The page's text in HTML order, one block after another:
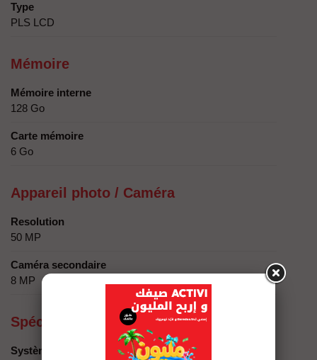
Type
PLS LCD
Mémoire
Mémoire interne
128 Go
Carte mémoire
6 Go
Appareil photo / Caméra
Resolution
50 MP
Caméra secondaire
8 MP
Spécificités techniques
Système d'exploitation